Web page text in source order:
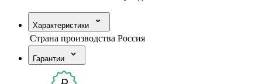
Характеристики
Страна производства Россия
Гарантии